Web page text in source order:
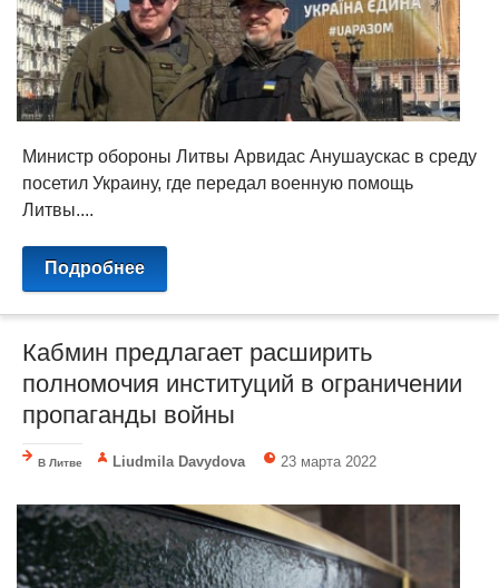
Министр обороны Литвы Арвидас Анушаускас в среду
посетил Украину, где передал военную помощь
Литвы....
Подробнее
Кабмин предлагает расширить
полномочия институций в ограничении
пропаганды войны
В Литве Liudmila Davydova 23 марта 2022